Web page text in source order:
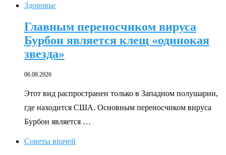
Здоровье
Главным переносчиком вируса
Бурбон является клещ «одинокая
звезда»
06.08.2026
Этот вид распространен только в Западном полушарии,
где находится США. Основным переносчиком вируса
Бурбон является …
Советы врачей